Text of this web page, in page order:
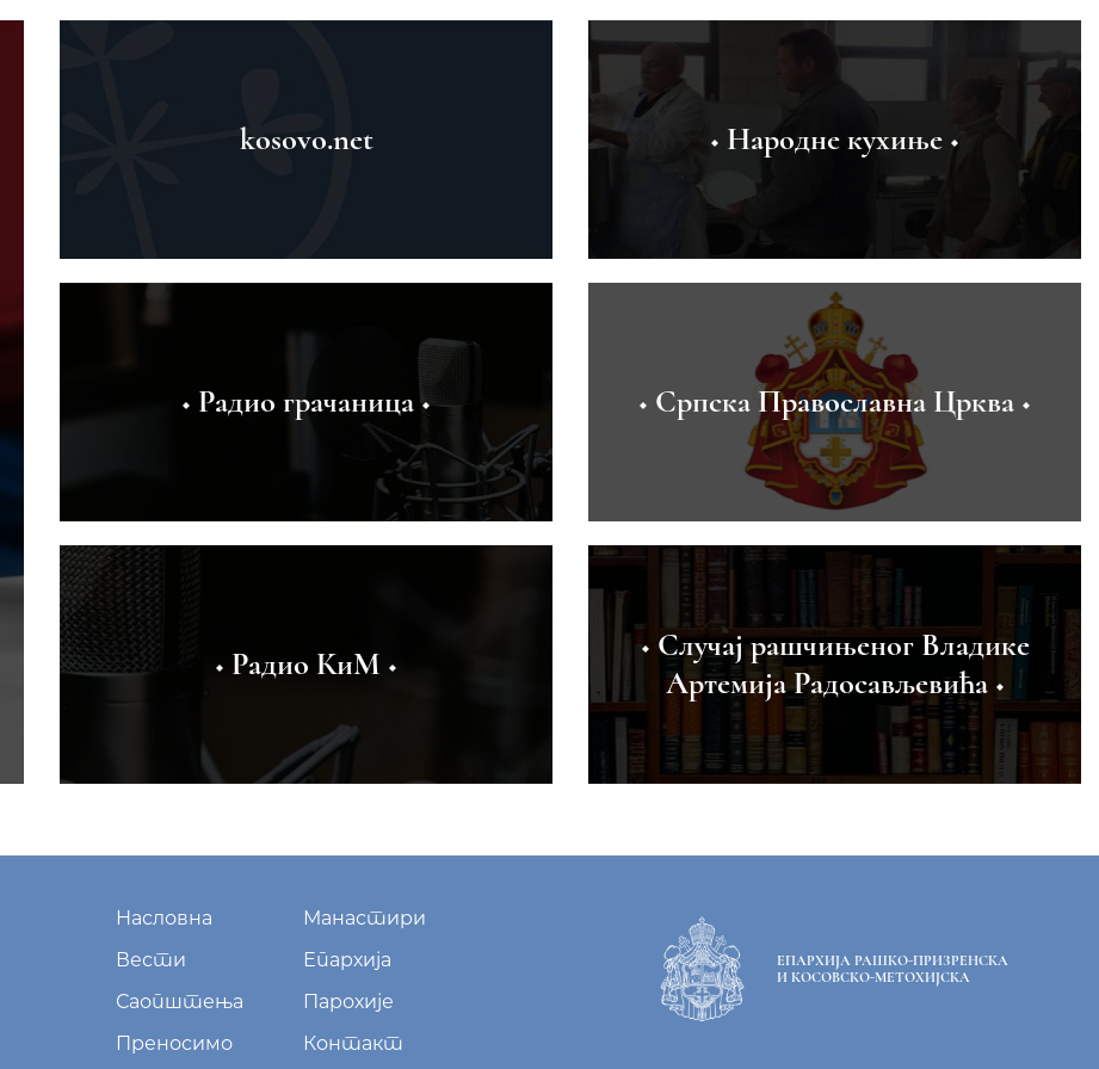
kosovo.net ◆ Народне кухиње ◆
◆ Радио грачаница ◆ ◆ Српска Православна Црква ◆
◆ Радио КиМ ◆
◆ Случај рашчињеног Владике
Артемија Радосављевића ◆
Насловна
Манастири
Вести
Епархија
Саопштења
Парохије
Преносимо
Контакт
ЕПАРХИЈА РАШКО-ПРИЗРЕНСКА
И КОСОВСКО-МЕТОХИЈСКА